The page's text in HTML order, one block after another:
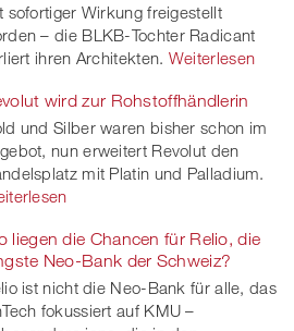
sofortiger Wirkung freigestellt
– die BLKB-Tochter Radicant
ihren Architekten. Weiterlesen
wird zur Rohstoffhändlerin
und Silber waren bisher schon im
nun erweitert Revolut den
mit Platin und Palladium.
liegen die Chancen für Relio, die
Neo-Bank der Schweiz?
ist nicht die Neo-Bank für alle, das
fokussiert auf KMU –